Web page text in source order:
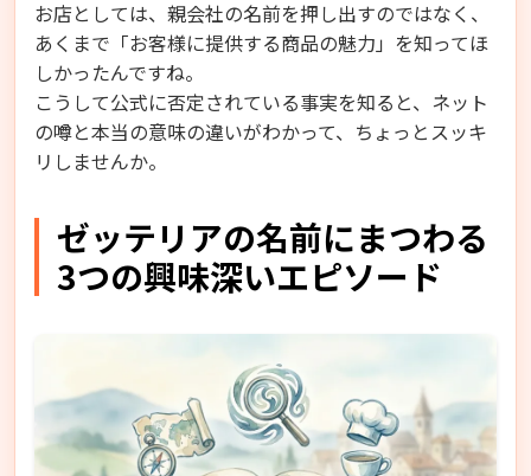
お店としては、親会社の名前を押し出すのではなく、
あくまで「お客様に提供する商品の魅力」を知ってほ
しかったんですね。
こうして公式に否定されている事実を知ると、ネット
の噂と本当の意味の違いがわかって、ちょっとスッキ
リしませんか。
ゼッテリアの名前にまつわる
3つの興味深いエピソード